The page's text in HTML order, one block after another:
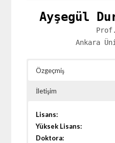
Ayşegül
Ankara
Özgeçmiş
İletişim
Lisans:
Yüksek Lisans:
Doktora: